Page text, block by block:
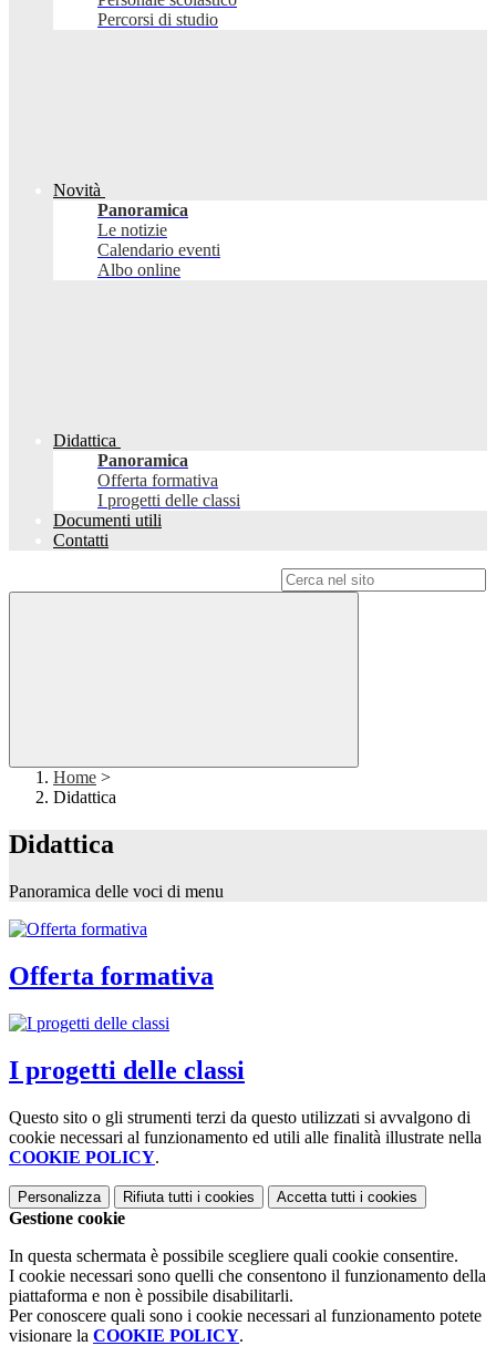
Percorsi di studio
Novità
Panoramica
Le notizie
Calendario eventi
Albo online
Didattica
Panoramica
Offerta formativa
I progetti delle classi
Documenti utili
Contatti
Home >
Didattica
Didattica
Panoramica delle voci di menu
Offerta formativa
I progetti delle classi
Questo sito o gli strumenti terzi da questo utilizzati si avvalgono di
cookie necessari al funzionamento ed utili alle finalità illustrate nella
COOKIE POLICY.
Personalizza Rifiuta tutti i cookies Accetta tutti i cookies
Gestione cookie
In questa schermata è possibile scegliere quali cookie consentire.
I cookie necessari sono quelli che consentono il funzionamento della
piattaforma e non è possibile disabilitarli.
Per conoscere quali sono i cookie necessari al funzionamento potete
visionare la COOKIE POLICY.